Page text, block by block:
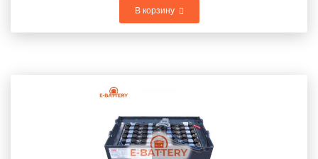
В корзину